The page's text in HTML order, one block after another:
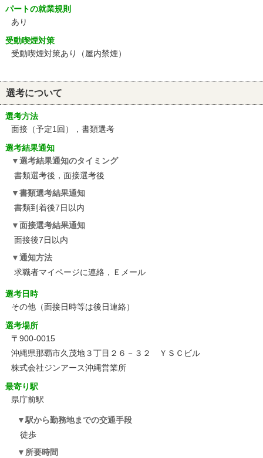
パートの就業規則
あり
受動喫煙対策
受動喫煙対策あり（屋内禁煙）
選考について
選考方法
面接（予定1回），書類選考
選考結果通知
選考結果通知のタイミング
書類選考後，面接選考後
書類選考結果通知
書類到着後7日以内
面接選考結果通知
面接後7日以内
通知方法
求職者マイページに連絡，Ｅメール
選考日時
その他（面接日時等は後日連絡）
選考場所
〒900-0015
沖縄県那覇市久茂地３丁目２６－３２ ＹＳＣビル
株式会社ジンアース沖縄営業所
最寄り駅
県庁前駅
駅から勤務地までの交通手段
徒歩
所要時間